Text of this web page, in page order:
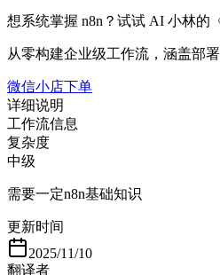
想系统掌握 n8n？试试 AI 小林的
从零构建企业级工作流，涵盖部
微信小店下单
详细说明
工作流信息
复杂度
中级
需要一定n8n基础知识
更新时间
2025/11/10
翻译者